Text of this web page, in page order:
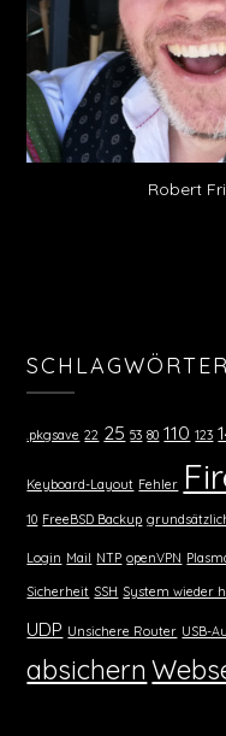
Robert
SCHLAGWÖRTER
.pkgsave 22 25 53 80 110 123
Keyboard-Layout Fehler
10 FreeBSD Backup
Login Mail NTP openVPN
Sicherheit SSH System wieder
UDP Unsichere Router USB-
absichern